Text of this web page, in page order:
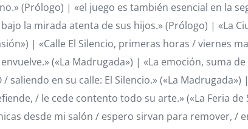
(Prólogo) | «el juego es también esencial en la
la mirada atenta de sus hijos.» (Prólogo) | «La
| «Calle El Silencio, primeras horas / viernes
(«La Madrugada») | «La emoción, suma
saliendo en su calle: El Silencio.» («La
/ le cede contento todo su arte.» («La Feria
desde mi salón / espero sirvan para remover, /